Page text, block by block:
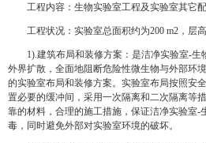
工程内容：生物实验室工程及实验室其它配
工程状况：实验室总面积约为200 m2，层高
1).建筑布局和装修方案：是洁净实验室-生
外界扩散，全面地阻断危险性微生物与外部环
的实验室布局和装修方案。实验室布局按照安
置必要的缓冲间，采用一次隔离和二次隔离等
靠的材料，合理的施工措施，保证洁净实验室
毒，同时避免外部对实验室环境的破坏。